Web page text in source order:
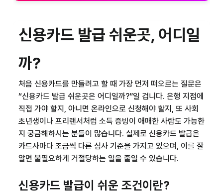
신용카드 발급 쉬운곳, 어디일
까?
처음 신용카드를 만들려고 할 때 가장 먼저 떠오르는 질문은
“신용카드 발급 쉬운곳은 어디일까?”일 겁니다. 은행 지점에
직접 가야 할지, 아니면 온라인으로 신청해야 할지, 또 사회
초년생이나 프리랜서처럼 소득 증빙이 애매한 사람도 가능한
지 궁금해하시는 분들이 많습니다. 실제로 신용카드 발급은
카드사마다 조금씩 다른 심사 기준을 가지고 있으며, 이를 잘
알면 불필요하게 거절당하는 일을 줄일 수 있습니다.
신용카드 발급이 쉬운 조건이란?